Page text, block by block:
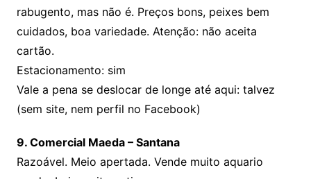
rabugento, mas não é. Preços bons, peixes bem
cuidados, boa variedade. Atenção: não aceita
cartão.
Estacionamento: sim
Vale a pena se deslocar de longe até aqui: talvez
(sem site, nem perfil no Facebook)
9. Comercial Maeda – Santana
Razoável. Meio apertada. Vende muito aquario